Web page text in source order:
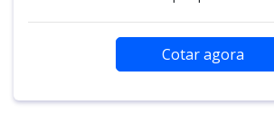
Cotar agora